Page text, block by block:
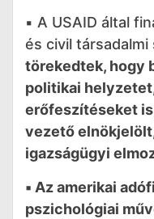
▪️ A USAID által
és civil
törekedtek, hogy
politikai
erőfeszítéseket
vezető
igazságügyi
▪️ Az amerikai
pszichológiai